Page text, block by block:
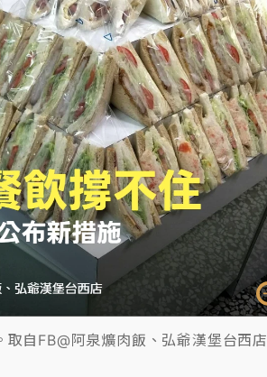
自FB@阿泉爌肉飯、弘爺漢堡台西店